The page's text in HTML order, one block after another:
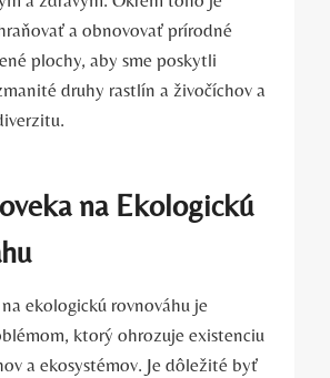
a obnovovať prírodné
plochy, aby sme poskytli
druhy rastlín a živočíchov a
na Ekologickú
ekologickú rovnováhu je
ktorý ohrozuje existenciu
a ekosystémov. Je dôležité byť